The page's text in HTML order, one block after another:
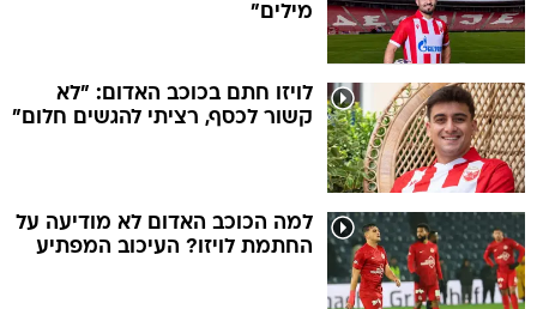
מילים"
לויזו חתם בכוכב האדום: "לא
קשור לכסף, רציתי להגשים חלום"
למה הכוכב האדום לא מודיעה על
החתמת לויזו? העיכוב המפתיע